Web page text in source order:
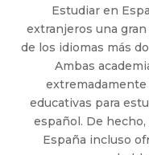
Estudiar en
extranjeros una
de los idiomas más
Ambas
educativas para
español. De
España incluso